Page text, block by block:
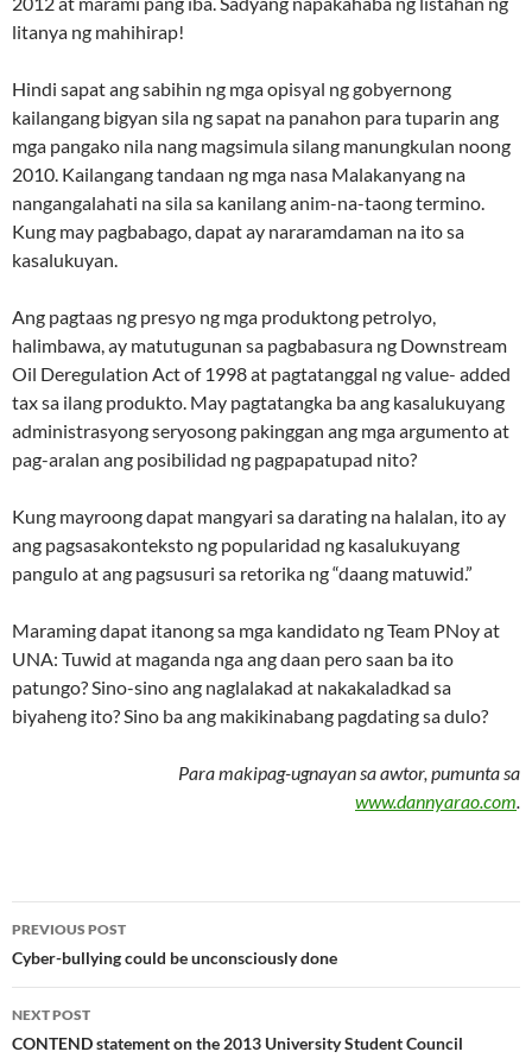
litanya ng mahihirap!
Hindi sapat ang sabihin ng mga opisyal ng gobyernong
kailangang bigyan sila ng sapat na panahon para tuparin ang
mga pangako nila nang magsimula silang manungkulan noong
2010. Kailangang tandaan ng mga nasa Malakanyang na
nangangalahati na sila sa kanilang anim-na-taong termino.
Kung may pagbabago, dapat ay nararamdaman na ito sa
kasalukuyan.
Ang pagtaas ng presyo ng mga produktong petrolyo,
halimbawa, ay matutugunan sa pagbabasura ng Downstream
Oil Deregulation Act of 1998 at pagtatanggal ng value- added
tax sa ilang produkto. May pagtatangka ba ang kasalukuyang
administrasyong seryosong pakinggan ang mga argumento at
pag-aralan ang posibilidad ng pagpapatupad nito?
Kung mayroong dapat mangyari sa darating na halalan, ito ay
ang pagsasakonteksto ng popularidad ng kasalukuyang
pangulo at ang pagsusuri sa retorika ng “daang matuwid.”
Maraming dapat itanong sa mga kandidato ng Team PNoy at
UNA: Tuwid at maganda nga ang daan pero saan ba ito
patungo? Sino-sino ang naglalakad at nakakaladkad sa
biyaheng ito? Sino ba ang makikinabang pagdating sa dulo?
Para makipag-ugnayan sa awtor, pumunta sa
www.dannyarao.com.
Post
navigation
PREVIOUS POST
Cyber-bullying could be unconsciously done
NEXT POST
CONTEND statement on the 2013 University Student Council